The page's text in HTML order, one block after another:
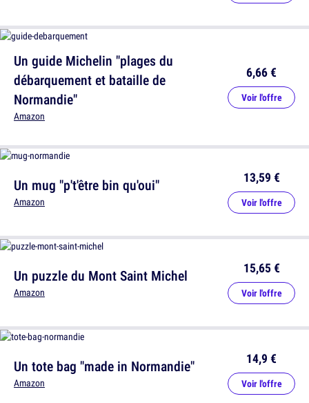
Un mug "p't'être bin qu'oui"
Amazon
13,59 €
Voir l'offre
Un tote bag "made in Normandie"
Amazon
14,9 €
Voir l'offre
Un guide Michelin "plages du
débarquement et bataille de
Normandie"
Amazon
6,66 €
Voir l'offre
Un puzzle du Mont Saint Michel
Amazon
15,65 €
Voir l'offre